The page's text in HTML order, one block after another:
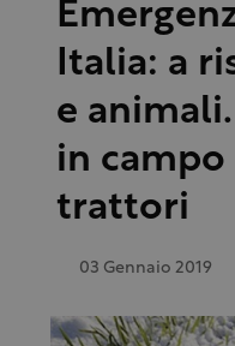
Italia: a
e
in campo
trattori
03 Gennaio 2019